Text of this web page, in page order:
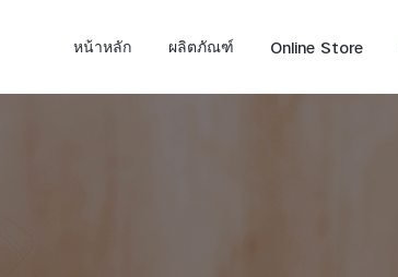
หน้าหลัก ผลิตภัณฑ์ Online Store